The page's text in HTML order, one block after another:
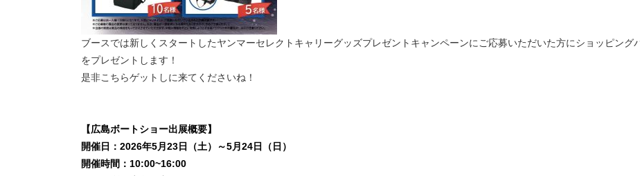
ブースでは新しくスタートしたヤンマーセレクトキャリーグッズプレゼントキャンペーンにご応募いただいた方にショッピング
をプレゼントします！
是非こちらゲットしに来てくださいね！
【広島ボートショー出展概要】
開催日：2026年5月23日（土）～5月24日（日）
開催時間：10:00~16:00